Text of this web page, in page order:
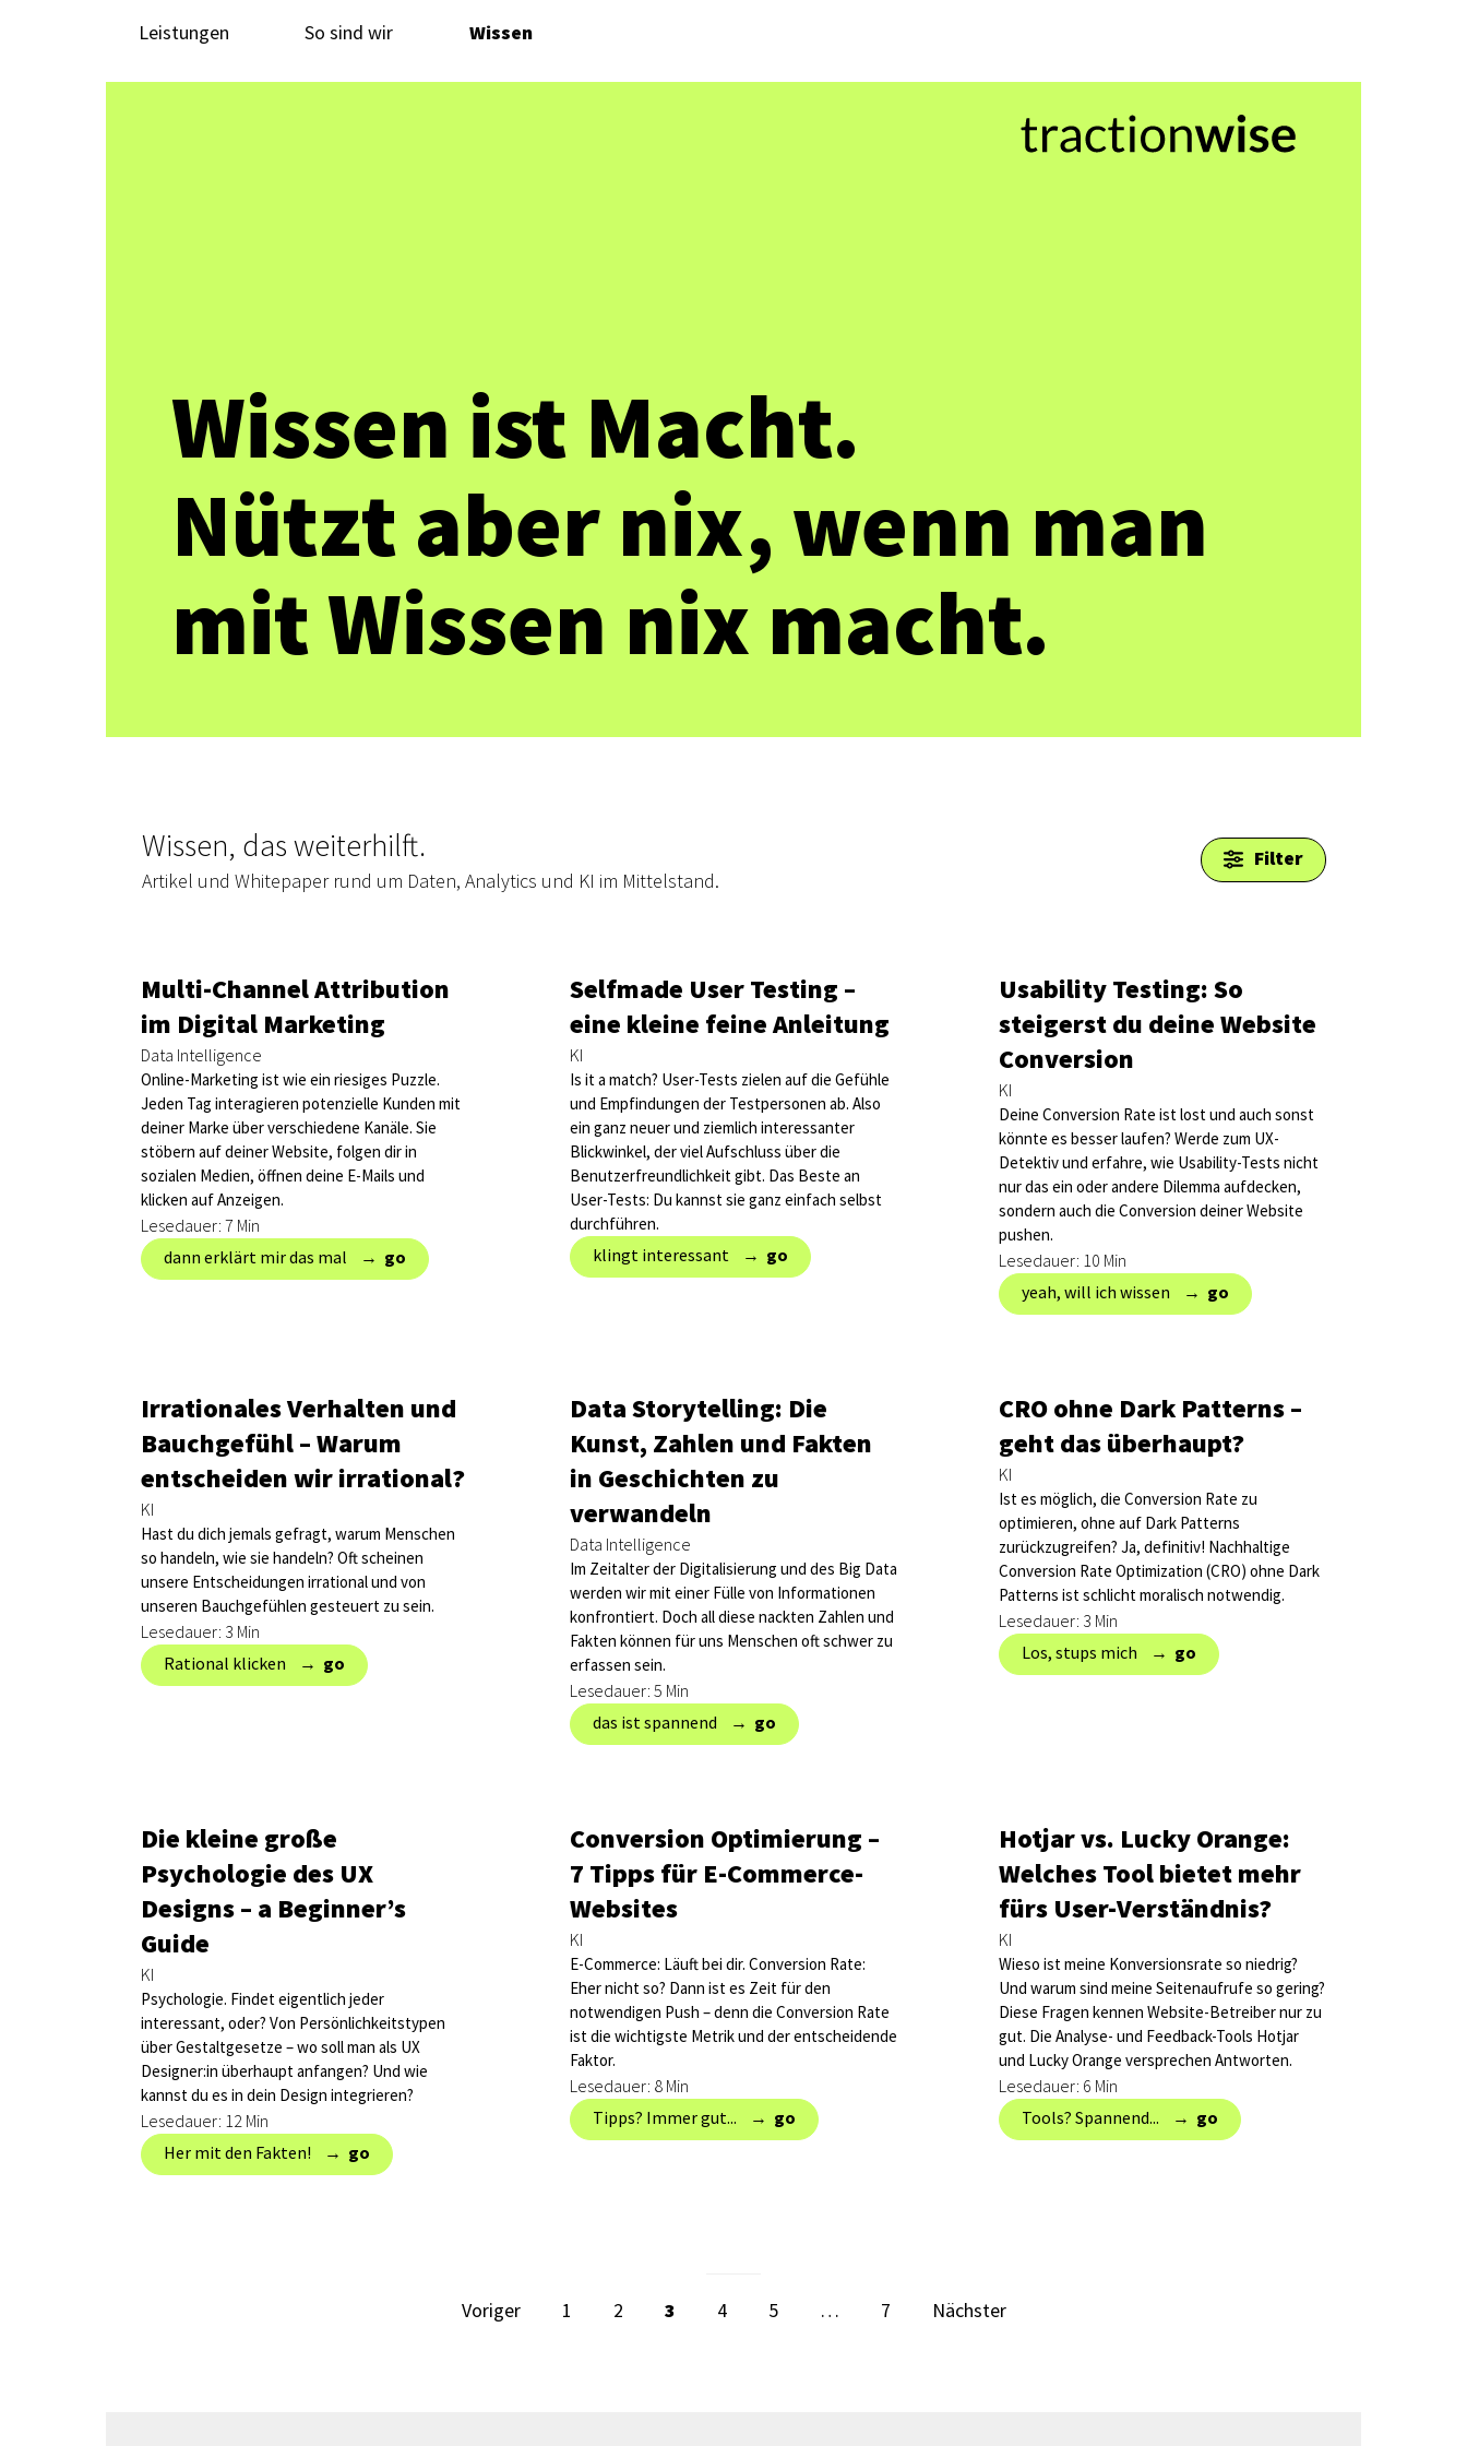
Leistungen So sind wir Wissen
Wissen ist Macht.
Nützt aber nix, wenn man
mit Wissen nix macht.
Wissen, das weiterhilft.
Artikel und Whitepaper rund um Daten, Analytics und KI im Mittelstand.
Filter
Multi-Channel Attribution
im Digital Marketing
Data Intelligence
Online-Marketing ist wie ein riesiges Puzzle.
Jeden Tag interagieren potenzielle Kunden mit
deiner Marke über verschiedene Kanäle. Sie
stöbern auf deiner Website, folgen dir in
sozialen Medien, öffnen deine E-Mails und
klicken auf Anzeigen.
Lesedauer: 7 Min
dann erklärt mir das mal → ‎ go
Selfmade User Testing –
eine kleine feine Anleitung
KI
Is it a match? User-Tests zielen auf die Gefühle
und Empfindungen der Testpersonen ab. Also
ein ganz neuer und ziemlich interessanter
Blickwinkel, der viel Aufschluss über die
Benutzerfreundlichkeit gibt. Das Beste an
User-Tests: Du kannst sie ganz einfach selbst
durchführen.
klingt interessant → ‎ go
Usability Testing: So
steigerst du deine Website
Conversion
KI
Deine Conversion Rate ist lost und auch sonst
könnte es besser laufen? Werde zum UX-
Detektiv und erfahre, wie Usability-Tests nicht
nur das ein oder andere Dilemma aufdecken,
sondern auch die Conversion deiner Website
pushen.
Lesedauer: 10 Min
yeah, will ich wissen → ‎ go
Irrationales Verhalten und
Bauchgefühl – Warum
entscheiden wir irrational?
KI
Hast du dich jemals gefragt, warum Menschen
so handeln, wie sie handeln? Oft scheinen
unsere Entscheidungen irrational und von
unseren Bauchgefühlen gesteuert zu sein.
Lesedauer: 3 Min
Rational klicken → ‎ go
Data Storytelling: Die
Kunst, Zahlen und Fakten
in Geschichten zu
verwandeln
Data Intelligence
Im Zeitalter der Digitalisierung und des Big Data
werden wir mit einer Fülle von Informationen
konfrontiert. Doch all diese nackten Zahlen und
Fakten können für uns Menschen oft schwer zu
erfassen sein.
Lesedauer: 5 Min
das ist spannend → ‎ go
CRO ohne Dark Patterns –
geht das überhaupt?
KI
Ist es möglich, die Conversion Rate zu
optimieren, ohne auf Dark Patterns
zurückzugreifen? Ja, definitiv! Nachhaltige
Conversion Rate Optimization (CRO) ohne Dark
Patterns ist schlicht moralisch notwendig.
Lesedauer: 3 Min
Los, stups mich → ‎ go
Die kleine große
Psychologie des UX
Designs – a Beginner’s
Guide
KI
Psychologie. Findet eigentlich jeder
interessant, oder? Von Persönlichkeitstypen
über Gestaltgesetze – wo soll man als UX
Designer:in überhaupt anfangen? Und wie
kannst du es in dein Design integrieren?
Lesedauer: 12 Min
Her mit den Fakten! → ‎ go
Conversion Optimierung –
7 Tipps für E-Commerce-
Websites
KI
E-Commerce: Läuft bei dir. Conversion Rate:
Eher nicht so? Dann ist es Zeit für den
notwendigen Push – denn die Conversion Rate
ist die wichtigste Metrik und der entscheidende
Faktor.
Lesedauer: 8 Min
Tipps? Immer gut... → ‎ go
Hotjar vs. Lucky Orange:
Welches Tool bietet mehr
fürs User-Verständnis?
KI
Wieso ist meine Konversionsrate so niedrig?
Und warum sind meine Seitenaufrufe so gering?
Diese Fragen kennen Website-Betreiber nur zu
gut. Die Analyse- und Feedback-Tools Hotjar
und Lucky Orange versprechen Antworten.
Lesedauer: 6 Min
Tools? Spannend... → ‎ go
Voriger 1 2 3 4 5 … 7 Nächster